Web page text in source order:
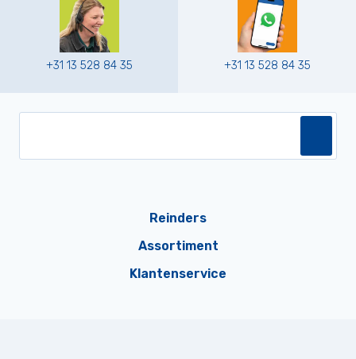
+31 13 528 84 35 +31 13 528 84 35
Reinders
Assortiment
Klantenservice